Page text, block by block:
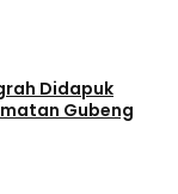
Didapuk
Gubeng